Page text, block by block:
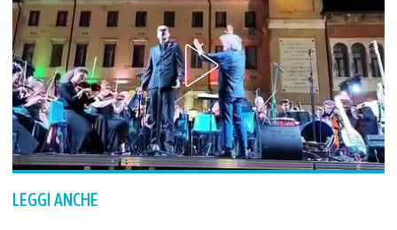
LEGGI ANCHE